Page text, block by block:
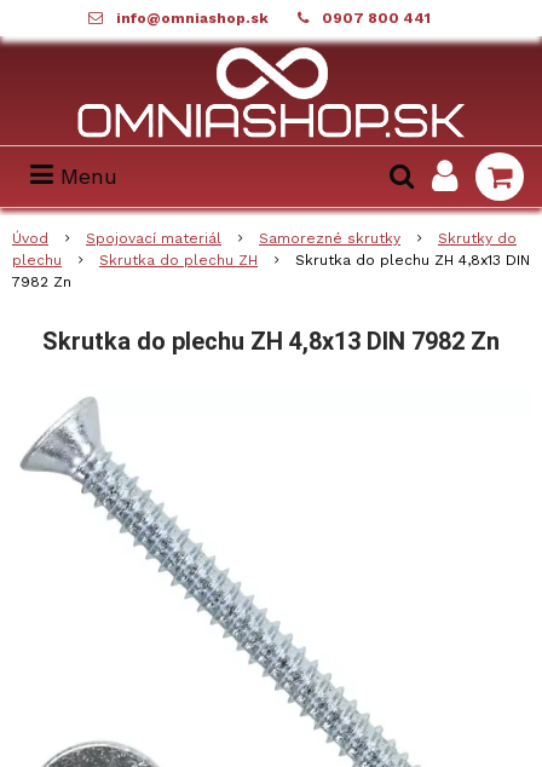
info@omniashop.sk 0907 800 441
Menu
Úvod Spojovací materiál Samorezné skrutky
Skrutky do
plechu
Skrutka do plechu ZH
Skrutka do plechu ZH 4,8x13 DIN
7982 Zn
Skrutka do plechu ZH 4,8x13 DIN 7982 Zn